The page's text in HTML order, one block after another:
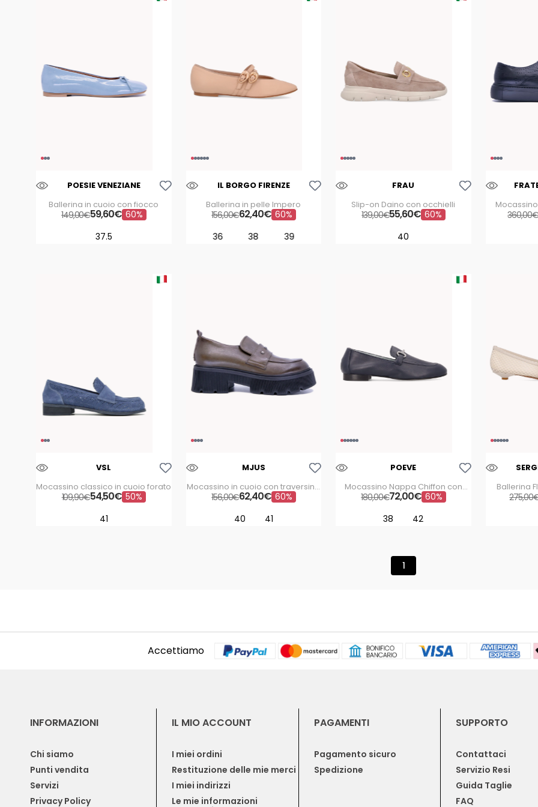
POESIE VENEZIANE
Ballerina in cuoio con fiocco
149,00€59,60€ 60%
37.5
IL BORGO FIRENZE
Ballerina in pelle Impero
156,00€62,40€ 60%
36
38 39
FRAU
Slip-on Daino con occhielli
139,00€55,60€ 60%
40
360,00€
VSL
Mocassino classico in cuoio forato
109,90€54,50€ 50%
41
MJUS
Mocassino in cuoio con traversina
e borchie
156,00€62,40€ 60%
40
41
POEVE
Mocassino Nappa Chiffon con
catena
180,00€72,00€ 60%
38
42
Ballerina
275,00
1
Accettiamo
INFORMAZIONI
Chi siamo
Punti vendita
Servizi
Privacy Policy
IL MIO ACCOUNT
I miei ordini
Restituzione delle mie merci
I miei indirizzi
Le mie informazioni
PAGAMENTI
Pagamento sicuro
Spedizione
SUPPORTO
Contattaci
Servizio Resi
Guida Taglie
FAQ